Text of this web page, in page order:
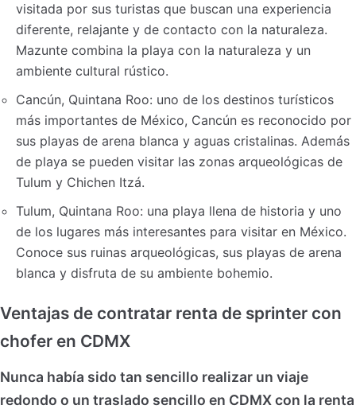
visitada por sus turistas que buscan una experiencia
diferente, relajante y de contacto con la naturaleza.
Mazunte combina la playa con la naturaleza y un
ambiente cultural rústico.
Cancún, Quintana Roo: uno de los destinos turísticos
más importantes de México, Cancún es reconocido por
sus playas de arena blanca y aguas cristalinas. Además
de playa se pueden visitar las zonas arqueológicas de
Tulum y Chichen Itzá.
Tulum, Quintana Roo: una playa llena de historia y uno
de los lugares más interesantes para visitar en México.
Conoce sus ruinas arqueológicas, sus playas de arena
blanca y disfruta de su ambiente bohemio.
Ventajas de contratar renta de sprinter con
chofer en CDMX
Nunca había sido tan sencillo realizar un viaje
redondo o un traslado sencillo en CDMX con la renta